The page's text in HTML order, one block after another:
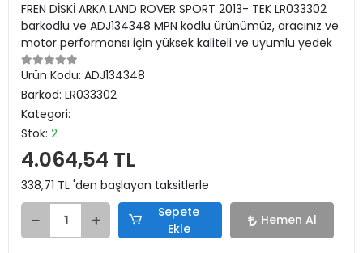
FREN DİSKİ ARKA LAND ROVER SPORT 2013- TEK LR033302
barkodlu ve ADJ134348 MPN kodlu ürünümüz, aracınız ve
motor performansı için yüksek kaliteli ve uyumlu yedek
Ürün Kodu: ADJ134348
Barkod: LR033302
Kategori:
Stok: 2
4.064,54 TL
338,71 TL 'den başlayan taksitlerle
Sepete
Ekle
Hemen Al